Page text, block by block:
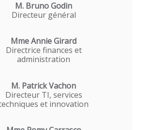
M. Bruno Godin
Directeur général
Mme Annie Girard
Directrice finances et
administration
M. Patrick Vachon
Directeur TI, services
et innovation